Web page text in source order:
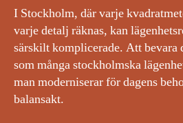
I Stockholm, där varje
varje detalj räknas, kan
särskilt komplicerade. Att bevara
som många stockholmska
man moderniserar för dagens
balansakt.